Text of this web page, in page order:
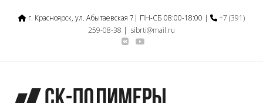
г. Красноярск, ул. Абытаевская 7| ПН-СБ 08:00-18:00 |
+7 (391)
259-08-38 | sibrti@mail.ru